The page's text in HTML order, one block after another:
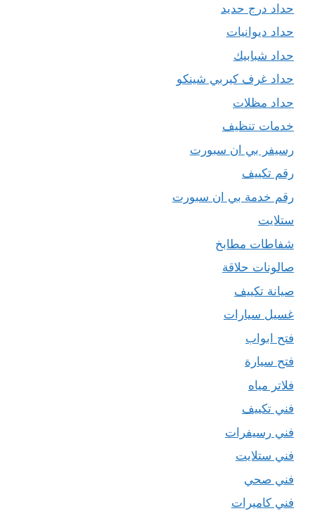
حداد درج حديد
حداد ديوانيات
حداد شبابيك
حداد غرف كيربي شينكو
حداد مظلات
خدمات تنظيف
رسيفر بي ان سبورت
رقم تكييف
رقم خدمة بي ان سبورت
ستلايت
شفاطات مطابخ
صالونات حلاقة
صيانة تكييف
غسيل سيارات
فتح ابواب
فتح سيارة
فلاتر مياه
فني تكييف
فني رسيفرات
فني ستلايت
فني صحي
فني كاميرات